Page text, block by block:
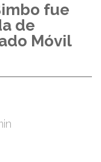
fue
de
Móvil